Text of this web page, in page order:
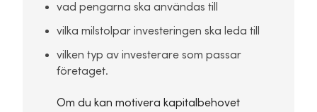
vad pengarna ska användas till
vilka milstolpar investeringen ska leda till
vilken typ av investerare som passar
företaget.
Om du kan motivera kapitalbehovet